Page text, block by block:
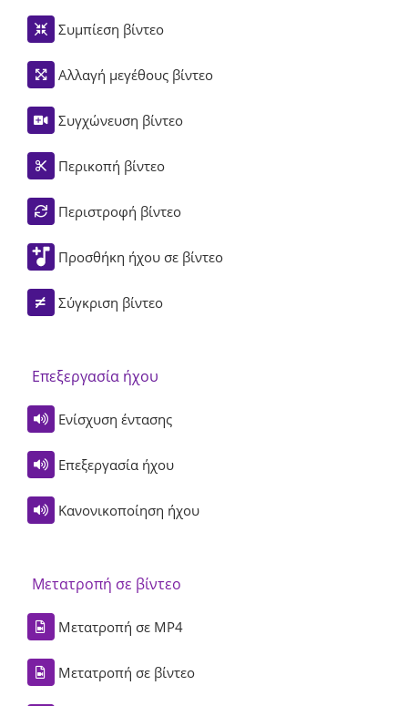
Συμπίεση βίντεο
Αλλαγή μεγέθους βίντεο
Συγχώνευση βίντεο
Περικοπή βίντεο
Περιστροφή βίντεο
Προσθήκη ήχου σε βίντεο
Σύγκριση βίντεο
Επεξεργασία ήχου
Ενίσχυση έντασης
Επεξεργασία ήχου
Κανονικοποίηση ήχου
Μετατροπή σε βίντεο
Μετατροπή σε MP4
Μετατροπή σε βίντεο